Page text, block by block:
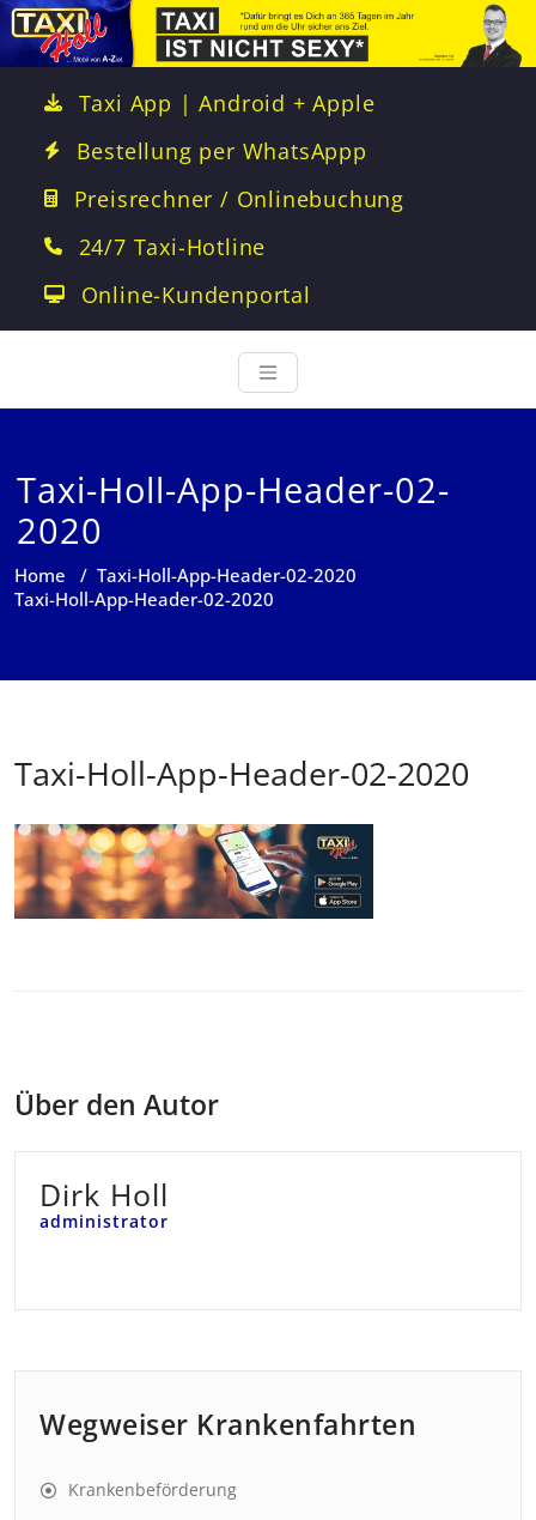
Taxi App | Android + Apple
Bestellung per WhatsAppp
Preisrechner / Onlinebuchung
24/7 Taxi-Hotline
Online-Kundenportal
Taxi-Holl-App-Header-02-
2020
Home / Taxi-Holl-App-Header-02-2020
Taxi-Holl-App-Header-02-2020
Taxi-Holl-App-Header-02-2020
Über den Autor
Dirk Holl
administrator
Wegweiser Krankenfahrten
Krankenbeförderung